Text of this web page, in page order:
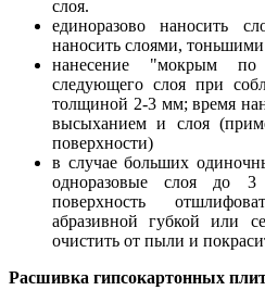
слоя.
единоразово наносить
наносить слоями,
нанесение "мокрым
следующего слоя при
толщиной 2-3 мм; время
высыханием и слоя
поверхности)
в случае больших
одноразовые слоя до
поверхность
абразивной губкой или
очистить от пыли и
Расшивка гипсокартонных